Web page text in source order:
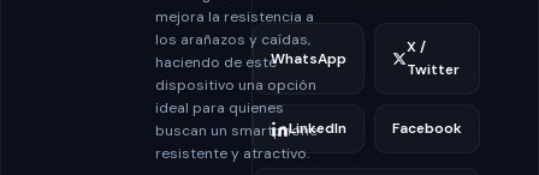
mejora la resistencia a
los arañazos y caídas,
haciendo de este
dispositivo una opción
ideal para quienes
buscan un smartphone
resistente y atractivo.
WhatsApp
X /
Twitter
LinkedIn Facebook